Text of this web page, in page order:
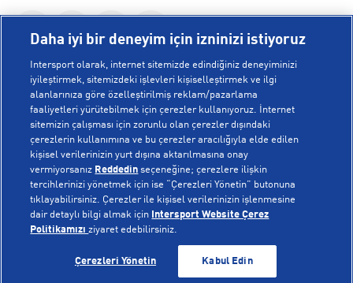
SEPETE EKLE
SEPETE EKLE
KURUMSAL
Hakkımızda
Mağazalarımız
Bilgi Toplumu Hizmetleri
Gizlilik Politikası
İşlem Rehberi
YARDIM
Sipariş Takibi
İptal & İade
Sıkça Sorulan Sorular
POPÜLER KOLEKSİYONLAR
Voleybol Milli Takım Formaları
Daha iyi bir deneyim için izninizi istiyoruz
Intersport olarak, internet sitemizde edindiğiniz deneyiminizi
iyileştirmek, sitemizdeki işlevleri kişiselleştirmek ve ilgi
alanlarınıza göre özelleştirilmiş reklam/pazarlama
faaliyetleri yürütebilmek için çerezler kullanıyoruz. İnternet
sitemizin çalışması için zorunlu olan çerezler dışındaki
çerezlerin kullanımına ve bu çerezler aracılığıyla elde edilen
kişisel verilerinizin yurt dışına aktarılmasına onay
vermiyorsanız Reddedin seçeneğine; çerezlere ilişkin
tercihlerinizi yönetmek için ise “Çerezleri Yönetin” butonuna
tıklayabilirsiniz. Çerezler ile kişisel verilerinizin işlenmesine
dair detaylı bilgi almak için
Intersport Website Çerez
Politikamızıziyaret edebilirsiniz.
Çerezleri Yönetin Kabul Edin